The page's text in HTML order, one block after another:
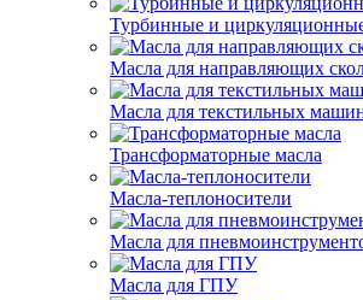
Турбинные и
Масла для направляющих
Масла для текстильных
Трансформаторные масла
Масла-теплоносители
Масла для
Масла для ГПУ